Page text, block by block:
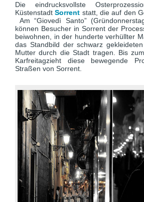
Die eindrucksvollste
KüstenstadtSorrent statt, die auf den
Am “Giovedì Santo”
können Besucher in Sorrent der
beiwohnen, in der hunderte verhüllter
das Standbild der schwarz
Mutter durch die Stadt tragen. Bis
Karfreitagzieht diese bewegende
Straßen von Sorrent.